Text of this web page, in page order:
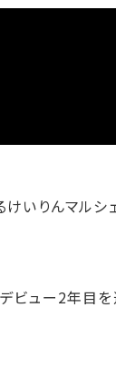
いりんマルシ
ビュー2年目